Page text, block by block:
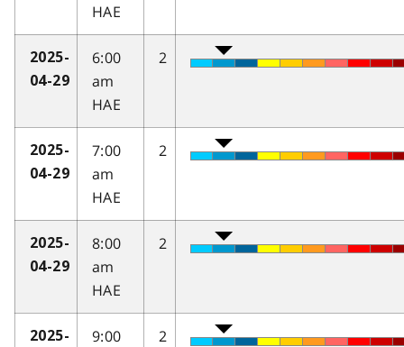
HAE
2025-
04-29
6:00
am
HAE
2
2025-
04-29
7:00
am
HAE
2
2025-
04-29
8:00
am
HAE
2
2025-
9:00
2